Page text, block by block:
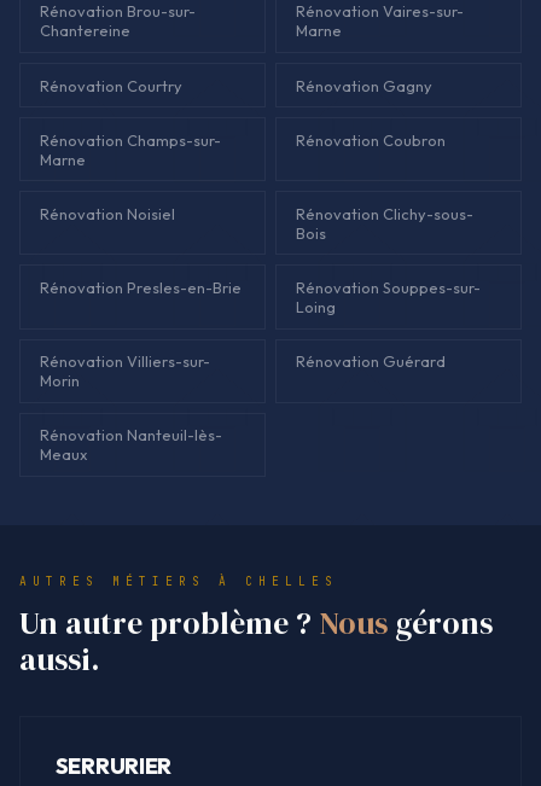
Rénovation Brou-sur-
Chantereine
Rénovation Vaires-sur-
Marne
Rénovation Courtry Rénovation Gagny
Rénovation Champs-sur-
Marne
Rénovation Coubron
Rénovation Noisiel
Rénovation Clichy-sous-
Bois
Rénovation Presles-en-Brie
Rénovation Souppes-sur-
Loing
Rénovation Villiers-sur-
Morin
Rénovation Guérard
Rénovation Nanteuil-lès-
Meaux
AUTRES MÉTIERS À CHELLES
Un autre problème ? Nous gérons
aussi.
SERRURIER